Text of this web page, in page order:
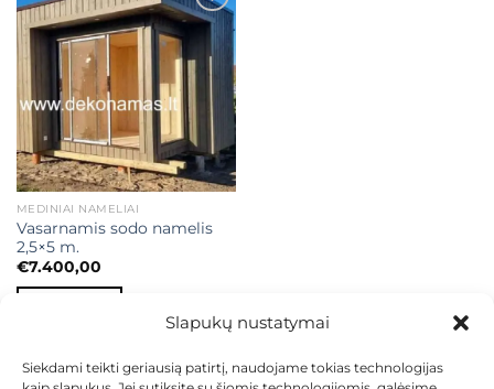
Slapukų nustatymai
Siekdami teikti geriausią patirtį, naudojame tokias technologijas
Mėgstamiausias
MEDINIAI NAMELIAI
Vasarnamis sodo namelis
2,5×5 m.
€7.400,00